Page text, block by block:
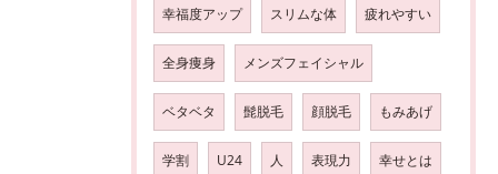
幸福度アップ スリムな体 疲れやすい
全身痩身 メンズフェイシャル
ベタベタ 髭脱毛 顔脱毛 もみあげ
学割 U24 人 表現力 幸せとは